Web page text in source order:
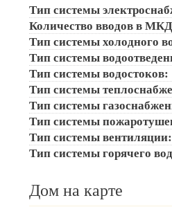
Тип системы
Количество вводов в
Тип системы холодного
Тип системы
Тип системы водостоков:
Тип системы
Тип системы
Тип системы
Тип системы вентиляции:
Тип системы горячего
Дом на карте